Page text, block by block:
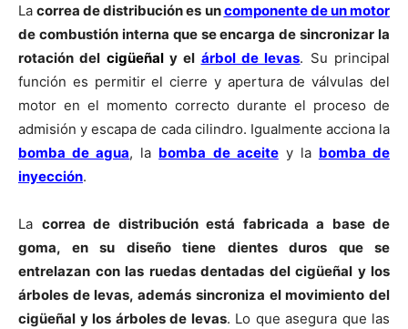
Lacorrea de distribución es uncomponente de un motor
de combustión interna que se encarga de sincronizar la
rotación del cigüeñaly el árbol de levas. Su principal
función es permitir el cierre y apertura de válvulas del
motor en el momento correcto durante el proceso de
admisión y escapa de cada cilindro. Igualmente acciona la
bomba de agua, la bomba de aceitey la bomba de
inyección.
La correa de distribución está fabricada a base de
goma, en su diseño tiene dientes duros que se
entrelazan con las ruedas dentadas del cigüeñal y los
árboles de levas, además sincroniza el movimiento del
cigüeñal y los árboles de levas. Lo que asegura que las